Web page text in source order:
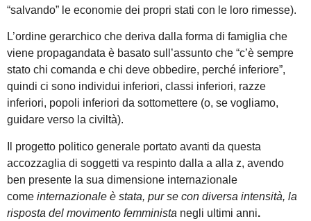
“salvando” le economie dei propri stati con le loro rimesse).
L’ordine gerarchico che deriva dalla forma di famiglia che
viene propagandata è basato sull’assunto che “c’è sempre
stato chi comanda e chi deve obbedire, perché inferiore”,
quindi ci sono individui inferiori, classi inferiori, razze
inferiori, popoli inferiori da sottomettere (o, se vogliamo,
guidare verso la civiltà).
Il progetto politico generale portato avanti da questa
accozzaglia di soggetti va respinto dalla a alla z, avendo
ben presente la sua dimensione internazionale
come internazionale è stata, pur se con diversa intensità, la
risposta del movimento femminista negli ultimi anni.